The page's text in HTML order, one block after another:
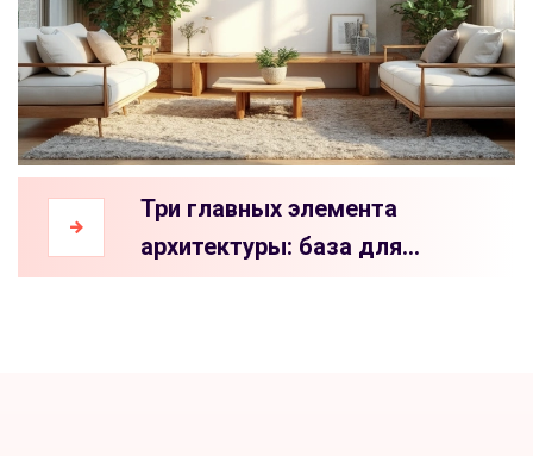
Три главных элемента
архитектуры: база для
стильного интерьера